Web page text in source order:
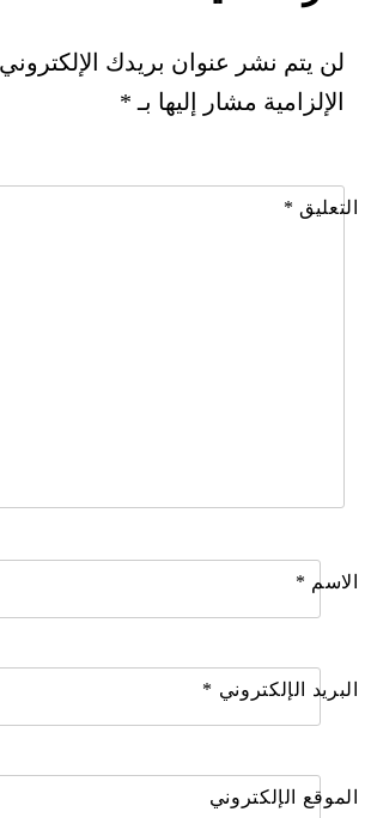
لن يتم نشر عنوان بريدك
الإلزامية مشار إليها بـ *
التعليق *
الاسم *
البريد الإلكتروني *
الموقع الإلكتروني